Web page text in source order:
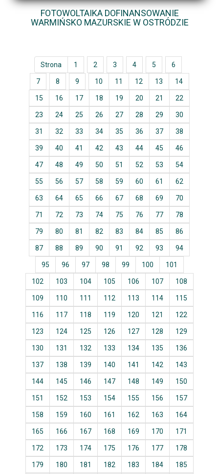
FOTOWOLTAIKA DOFINANSOWANIE
WARMIŃSKO MAZURSKIE W OSTRÓDZIE
Strona 1 2 3 4 5 6
7 8 9 10 11 12 13 14
15 16 17 18 19 20 21 22
23 24 25 26 27 28 29 30
31 32 33 34 35 36 37 38
39 40 41 42 43 44 45 46
47 48 49 50 51 52 53 54
55 56 57 58 59 60 61 62
63 64 65 66 67 68 69 70
71 72 73 74 75 76 77 78
79 80 81 82 83 84 85 86
87 88 89 90 91 92 93 94
95 96 97 98 99 100 101
102 103 104 105 106 107 108
109 110 111 112 113 114 115
116 117 118 119 120 121 122
123 124 125 126 127 128 129
130 131 132 133 134 135 136
137 138 139 140 141 142 143
144 145 146 147 148 149 150
151 152 153 154 155 156 157
158 159 160 161 162 163 164
165 166 167 168 169 170 171
172 173 174 175 176 177 178
179 180 181 182 183 184 185